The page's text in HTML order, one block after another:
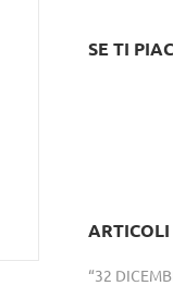
SE TI
ARTICOLI
“32